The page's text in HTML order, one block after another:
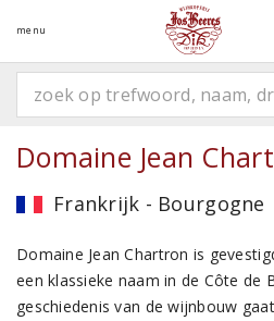
menu
Domaine Jean
Frankrijk - Bourgogne
Domaine Jean Chartron is
een klassieke naam in de Côte de
geschiedenis van de wijnbouw